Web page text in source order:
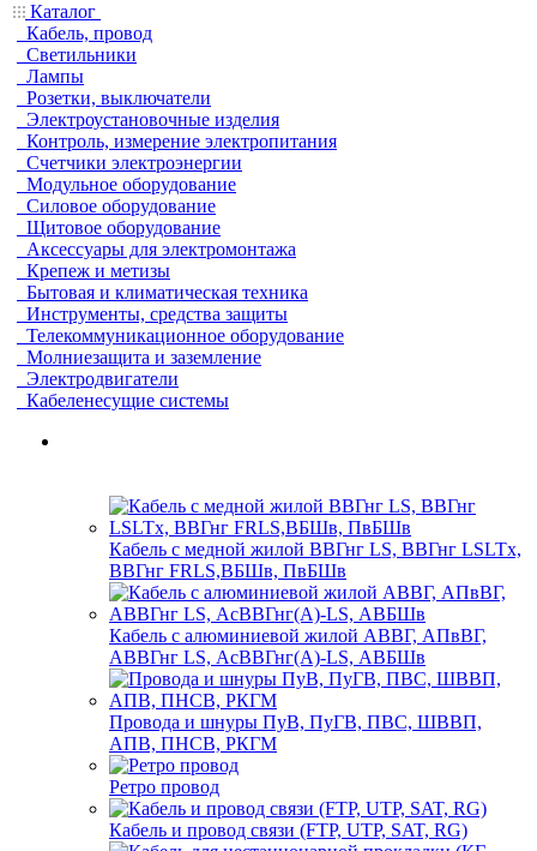
Каталог
Кабель, провод
Светильники
Лампы
Розетки, выключатели
Электроустановочные изделия
Контроль, измерение электропитания
Счетчики электроэнергии
Модульное оборудование
Силовое оборудование
Щитовое оборудование
Аксессуары для электромонтажа
Крепеж и метизы
Бытовая и климатическая техника
Инструменты, средства защиты
Телекоммуникационное оборудование
Молниезащита и заземление
Электродвигатели
Кабеленесущие системы
Кабель с медной жилой ВВГнг LS, ВВГнг LSLTx,
ВВГнг FRLS,ВБШв, ПвБШв
Кабель с алюминиевой жилой АВВГ, АПвВГ,
АВВГнг LS, АсВВГнг(А)-LS, АВБШв
Провода и шнуры ПуВ, ПуГВ, ПВС, ШВВП,
АПВ, ПНСВ, РКГМ
Ретро провод
Кабель и провод связи (FTP, UTP, SAT, RG)